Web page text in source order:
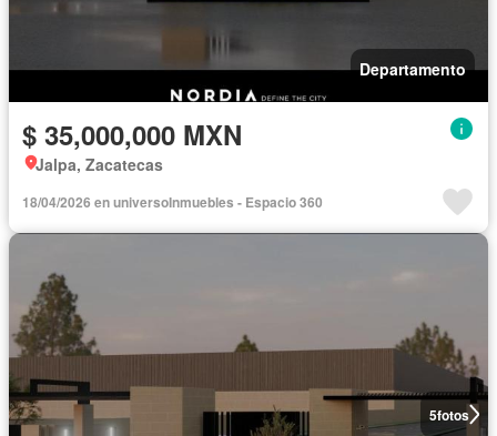
Departamento
$ 35,000,000 MXN
Jalpa, Zacatecas
18/04/2026 en universoInmuebles - Espacio 360
5fotos